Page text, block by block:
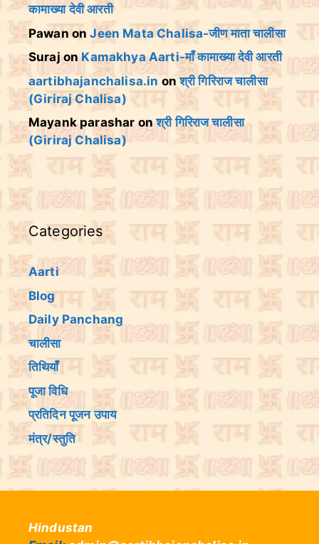
कामाख्या देवी आरती
Pawan onJeen Mata Chalisa-जीण माता चालीसा
SurajonKamakhya Aarti-माँ कामाख्या देवी आरती
aartibhajanchalisa.in onश्री गिरिराज चालीसा
(Giriraj Chalisa)
Mayank parashar onश्री गिरिराज चालीसा
(Giriraj Chalisa)
Categories
Aarti
Blog
Daily Panchang
चालीसा
तिथियांँ
पूजा विधि
प्रतिदिन पूजन उपाय
मंत्र/स्तुति
Hindustan